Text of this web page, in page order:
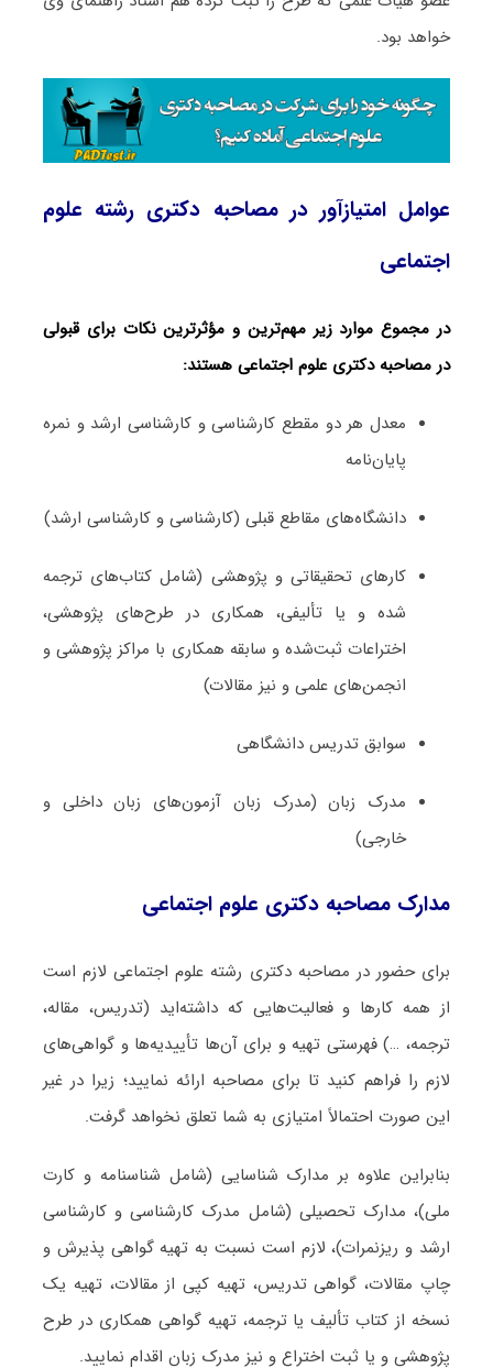
خواهد بود.
عوامل امتیازآور در مصاحبه دکتری رشته علوم
اجتماعی
در مجموع موارد زیر مهم‌ترین و مؤثرترین نکات برای قبولی
در مصاحبه دکتری علوم اجتماعی هستند:
معدل هر دو مقطع کارشناسی و کارشناسی ارشد و نمره
پایان‌نامه
دانشگاه‌های مقاطع قبلی (کارشناسی و کارشناسی ارشد)
کارهای تحقیقاتی و پژوهشی (شامل کتاب‌های ترجمه­‌
شده و یا تألیفی، همکاری در طرح‌های پژوهشی،
اختراعات ثبت‌­شده و سابقه همکاری با مراکز پژوهشی و
انجمن‌های علمی و نیز مقالات)
سوابق تدریس دانشگاهی
مدرک زبان (مدرک زبان آزمون‌های زبان داخلی و
خارجی)
مدارک مصاحبه دکتری علوم اجتماعی
برای حضور در مصاحبه دکتری رشته علوم اجتماعی لازم است
از همه کارها و فعالیت‌هایی که داشته‌اید (تدریس، مقاله،
ترجمه، …) فهرستی تهیه و برای آن‌ها تأییدیه‌ها و گواهی‌های
لازم را فراهم کنید تا برای مصاحبه ارائه نمایید؛ زیرا در غیر
این صورت احتمالاً امتیازی به شما تعلق نخواهد گرفت.
بنابراین علاوه بر مدارک شناسایی (شامل شناسنامه و کارت
ملی)، مدارک تحصیلی (شامل مدرک کارشناسی و کارشناسی
ارشد و ریزنمرات)، لازم است نسبت به تهیه گواهی پذیرش و
چاپ مقالات، گواهی تدریس، تهیه کپی از مقالات، تهیه یک
نسخه از کتاب تألیف یا ترجمه، تهیه گواهی همکاری در طرح
پژوهشی و یا ثبت اختراع و نیز مدرک زبان اقدام نمایید.